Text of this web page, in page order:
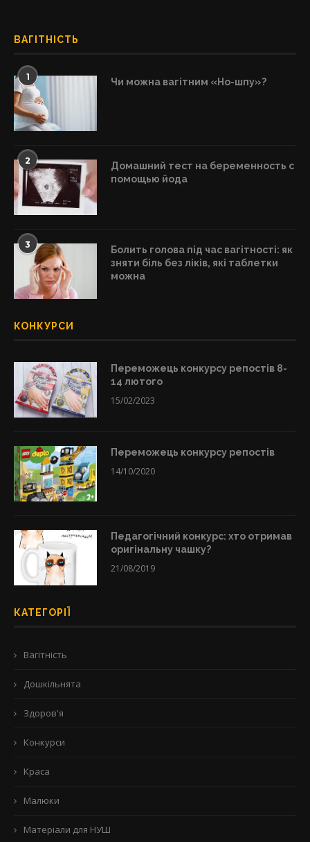
ВАГІТНІСТЬ
1 Чи можна вагітним «Но-шпу»?
2
Домашний тест на беременность с
помощью йода
3
Болить голова під час вагітності: як
зняти біль без ліків, які таблетки
можна
КОНКУРСИ
Переможець конкурсу репостів 8-
14 лютого
15/02/2023
Переможець конкурсу репостів
14/10/2020
Педагогічний конкурс: хто отримав
оригінальну чашку?
21/08/2019
КАТЕГОРІЇ
Вагітність
Дошкільнята
Здоров'я
Конкурси
Краса
Малюки
Матеріали для НУШ